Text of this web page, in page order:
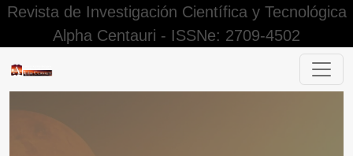
Revista de Investigación Científica y Tecnológica
Alpha Centauri - ISSNe: 2709-4502
El presupuesto financiero y la calidad del servicio